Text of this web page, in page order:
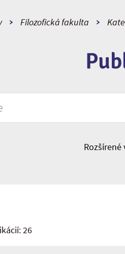
Filozofická fakulta
slova
Zobraziť
26